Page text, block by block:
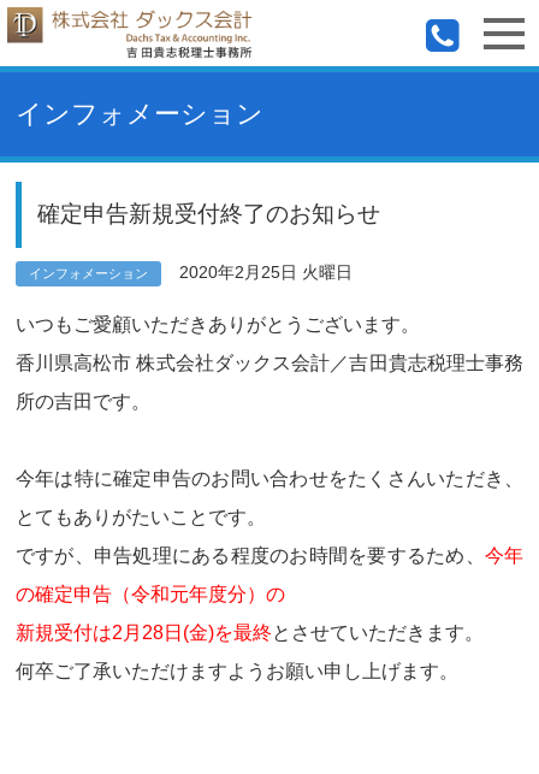
インフォメーション
確定申告新規受付終了のお知らせ
インフォメーション 2020年2月25日 火曜日
いつもご愛顧いただきありがとうございます。
香川県高松市 株式会社ダックス会計／吉田貴志税理士事務
所の吉田です。
今年は特に確定申告のお問い合わせをたくさんいただき、
とてもありがたいことです。
ですが、申告処理にある程度のお時間を要するため、 今年
の確定申告（令和元年度分）の
新規受付は2月28日(金)を最終とさせていただきます。
何卒ご了承いただけますようお願い申し上げます。